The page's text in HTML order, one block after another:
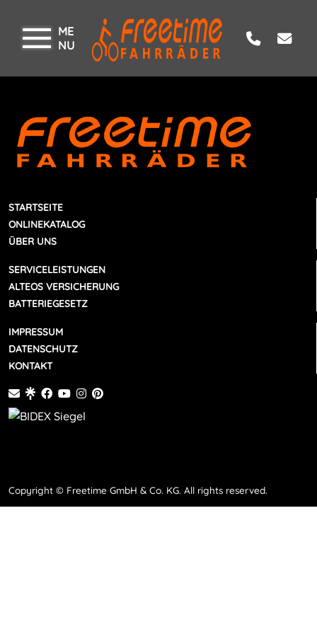
ME
NU
STARTSEITE
ONLINEKATALOG
ÜBER UNS
SERVICELEISTUNGEN
ALTEOS VERSICHERUNG
BATTERIEGESETZ
IMPRESSUM
DATENSCHUTZ
KONTAKT
Copyright © Freetime GmbH & Co. KG. All rights reserved.